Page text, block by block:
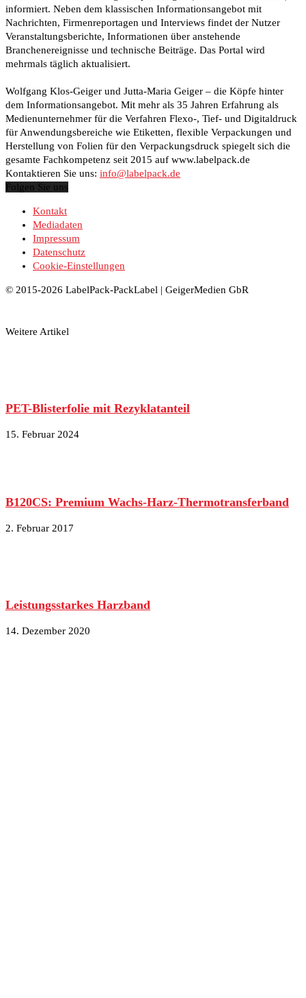
informiert. Neben dem klassischen Informationsangebot mit
Nachrichten, Firmenreportagen und Interviews findet der Nutzer
Veranstaltungsberichte, Informationen über anstehende
Branchenereignisse und technische Beiträge. Das Portal wird
mehrmals täglich aktualisiert.
Wolfgang Klos-Geiger und Jutta-Maria Geiger – die Köpfe hinter
dem Informationsangebot. Mit mehr als 35 Jahren Erfahrung als
Medienunternehmer für die Verfahren Flexo-, Tief- und Digitaldruck
für Anwendungsbereiche wie Etiketten, flexible Verpackungen und
Herstellung von Folien für den Verpackungsdruck spiegelt sich die
gesamte Fachkompetenz seit 2015 auf www.labelpack.de
Kontaktieren Sie uns: info@labelpack.de
Folgen Sie uns
Kontakt
Mediadaten
Impressum
Datenschutz
Cookie-Einstellungen
© 2015-2026 LabelPack-PackLabel | GeigerMedien GbR
Weitere Artikel
PET-Blisterfolie mit Rezyklatanteil
15. Februar 2024
B120CS: Premium Wachs-Harz-Thermotransferband
2. Februar 2017
Leistungsstarkes Harzband
14. Dezember 2020